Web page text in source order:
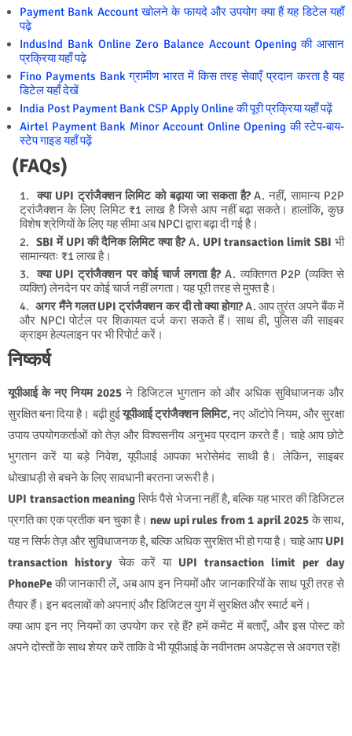
Payment Bank Account खोलने के फायदे और उपयोग क्या हैं यह डिटेल यहाँ
पढ़े
IndusInd Bank Online Zero Balance Account Opening की आसान
प्रक्रिया यहाँ पढ़े
Fino Payments Bank ग्रामीण भारत में किस तरह सेवाएँ प्रदान करता है यह
डिटेल यहाँ देखें
India Post Payment Bank CSP Apply Online की पूरी प्रक्रिया यहाँ पढ़ें
Airtel Payment Bank Minor Account Online Opening की स्टेप-बाय-
स्टेप गाइड यहाँ पढ़ें
(FAQs)
क्या UPI ट्रांजैक्शन लिमिट को बढ़ाया जा सकता है?A. नहीं, सामान्य P2P
ट्रांजैक्शन के लिए लिमिट ₹1 लाख है जिसे आप नहीं बढ़ा सकते। हालांकि, कुछ
विशेष श्रेणियों के लिए यह सीमा अब NPCI द्वारा बढ़ा दी गई है।
SBI में UPI की दैनिक लिमिट क्या है?A. UPI transaction limit SBI भी
सामान्यतः ₹1 लाख है।
क्या UPI ट्रांजैक्शन पर कोई चार्ज लगता है?A. व्यक्तिगत P2P (व्यक्ति से
व्यक्ति) लेनदेन पर कोई चार्ज नहीं लगता। यह पूरी तरह से मुफ्त है।
अगर मैंने गलत UPI ट्रांजैक्शन कर दी तो क्या होगा?A. आप तुरंत अपने बैंक में
और NPCI पोर्टल पर शिकायत दर्ज करा सकते हैं। साथ ही, पुलिस की साइबर
क्राइम हेल्पलाइन पर भी रिपोर्ट करें।
निष्कर्ष
यूपीआई के नए नियम 2025 ने डिजिटल भुगतान को और अधिक सुविधाजनक और
सुरक्षित बना दिया है। बढ़ी हुईयूपीआई ट्रांजैक्शन लिमिट, नए ऑटोपे नियम, और सुरक्षा
उपाय उपयोगकर्ताओं को तेज़ और विश्वसनीय अनुभव प्रदान करते हैं। चाहे आप छोटे
भुगतान करें या बड़े निवेश, यूपीआई आपका भरोसेमंद साथी है। लेकिन, साइबर
धोखाधड़ी से बचने के लिए सावधानी बरतना जरूरी है।
UPI transaction meaningसिर्फ पैसे भेजना नहीं है, बल्कि यह भारत की डिजिटल
प्रगति का एक प्रतीक बन चुका है। new upi rules from 1 april 2025के साथ,
यह न सिर्फ तेज़ और सुविधाजनक है, बल्कि अधिक सुरक्षित भी हो गया है। चाहे आपUPI
transaction historyचेक करें या UPI transaction limit per day
PhonePeकी जानकारी लें, अब आप इन नियमों और जानकारियों के साथ पूरी तरह से
तैयार हैं। इन बदलावों को अपनाएं और डिजिटल युग में सुरक्षित और स्मार्ट बनें।
क्या आप इन नए नियमों का उपयोग कर रहे हैं? हमें कमेंट में बताएँ, और इस पोस्ट को
अपने दोस्तों के साथ शेयर करें ताकि वे भी यूपीआई के नवीनतम अपडेट्स से अवगत रहें!